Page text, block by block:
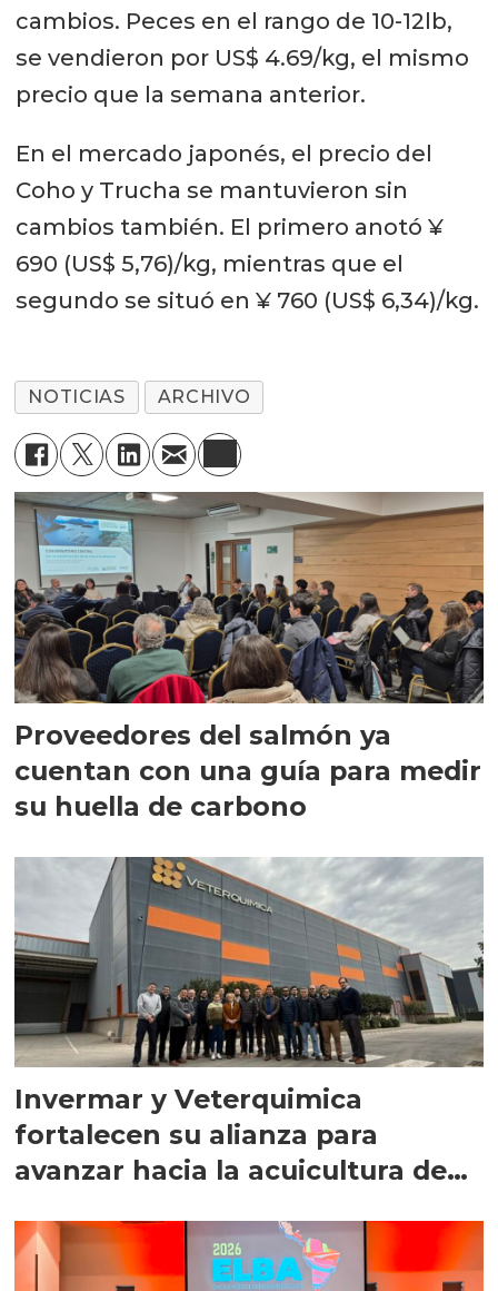
cambios. Peces en el rango de 10-12lb,
se vendieron por US$ 4.69/kg, el mismo
precio que la semana anterior.
En el mercado japonés, el precio del
Coho y Trucha se mantuvieron sin
cambios también. El primero anotó ¥
690 (US$ 5,76)/kg, mientras que el
segundo se situó en ¥ 760 (US$ 6,34)/kg.
NOTICIAS ARCHIVO
Proveedores del salmón ya
cuentan con una guía para medir
su huella de carbono
Invermar y Veterquimica
fortalecen su alianza para
avanzar hacia la acuicultura de